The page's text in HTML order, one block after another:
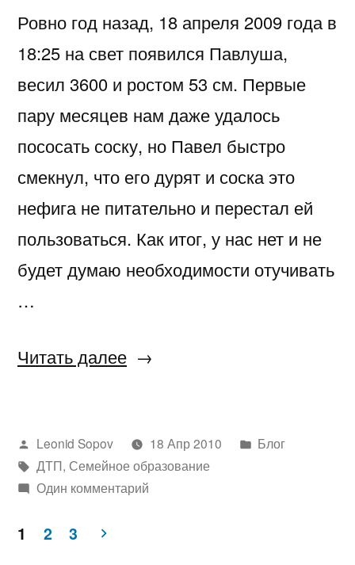
Ровно год назад, 18 апреля 2009 года в
18:25 на свет появился Павлуша,
весил 3600 и ростом 53 см. Первые
пару месяцев нам даже удалось
пососать соску, но Павел быстро
смекнул, что его дурят и соска это
нефига не питательно и перестал ей
пользоваться. Как итог, у нас нет и не
будет думаю необходимости отучивать
…
Читать далее«Нам
Написано
автором
Leonid Sopov 18 Апр 2010
Написано
Блог
Метки:
ДТП, Семейное образование
Один комментарий
1 2 3